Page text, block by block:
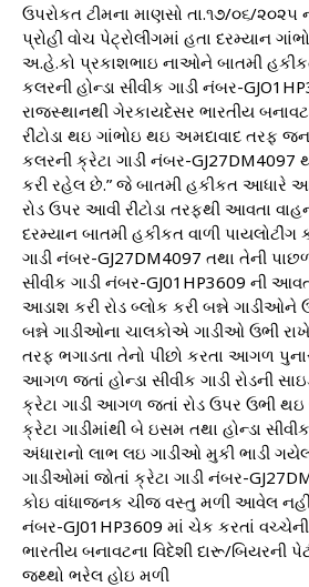
ઉપરોકત ટીમના માણસો તા.૧૭/૦૬/૨૦૨૫
પ્રોહી વોચ પેટ્રોલીંગમાં હતા દરમ્યાન
અ.હે.કો પ્રકાશભાઇ નાઓને બાતમી
કલરની હોન્ડા સીવીક ગાડી નંબર-
રાજસ્થાનથી ગેરકાયદેસર ભારતીય
રીંટોડા થઇ ગાંભોઇ થઇ અમદાવાદ તરફ
કલરની ક્રેટા ગાડી નંબર-GJ27DM4097
કરી રહેલ છે.” જે બાતમી હકીકત આધારે
રોડ ઉપર આવી રીંટોડા તરફથી આવતા
દરમ્યાન બાતમી હકીકત વાળી
ગાડી નંબર-GJ27DM4097 તથા તેની
સીવીક ગાડી નંબર-GJ01HP3609 ની
આડાશ કરી રોડ બ્લોક કરી બન્ને ગાડીઓને
બન્ને ગાડીઓના ચાલકોએ ગાડીઓ ઉભી
તરફ ભગાડતા તેનો પીછો કરતા આગળ
આગળ જતાં હોન્ડા સીવીક ગાડી રોડની
ક્રેટા ગાડી આગળ જતાં રોડ ઉપર ઉભી
ક્રેટા ગાડીમાંથી બે ઇસમ તથા હોન્ડા
અંધારાનો લાભ લઇ ગાડીઓ મુકી ભાડી
ગાડીઓમાં જોતાં ક્રેટા ગાડી નંબર-
કોઇ વાંધાજનક ચીજ વસ્તુ મળી આવેલ નહી
નંબર-GJ01HP3609 માં ચેક કરતાં વચ્ચેની
ભારતીય બનાવટના વિદેશી દારૂ/બિયરની
જથ્થો ભરેલ હોઇ મળી